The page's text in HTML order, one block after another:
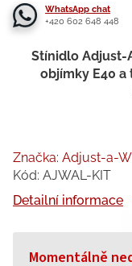
WhatsApp chat
+420 602 648 448
Momentálně
Stínidlo Adjust-
objímky E40
Detailní informace
Značka: Adjust-a-
Kód: AJWAL-KIT